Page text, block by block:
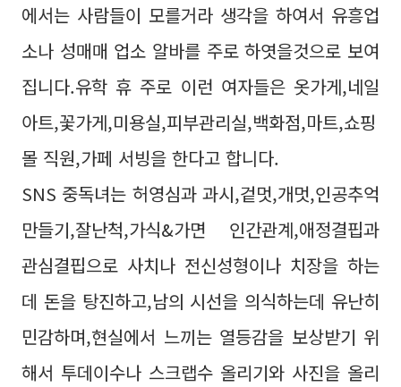
에서는 사람들이 모를거라 생각을 하여서 유흥업
소나 성매매 업소 알바를 주로 하엿을것으로 보여
집니다.유학 휴 주로 이런 여자들은 옷가게,네일
아트,꽃가게,미용실,피부관리실,백화점,마트,쇼핑
몰 직원,가페 서빙을 한다고 합니다.
SNS 중독녀는 허영심과 과시,겉멋,개멋,인공추억
만들기,잘난척,가식&가면 인간관계,애정결핍과
관심결핍으로 사치나 전신성형이나 치장을 하는
데 돈을 탕진하고,남의 시선을 의식하는데 유난히
민감하며,현실에서 느끼는 열등감을 보상받기 위
해서 투데이수나 스크랩수 올리기와 사진을 올리